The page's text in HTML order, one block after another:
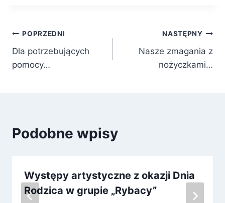
Nawigacja
wpisu
POPRZEDNI
Dla potrzebujących
pomocy…
NASTĘPNY
Nasze zmagania z
nożyczkami…
Podobne wpisy
Występy artystyczne z okazji Dnia
Rodzica w grupie „Rybacy”